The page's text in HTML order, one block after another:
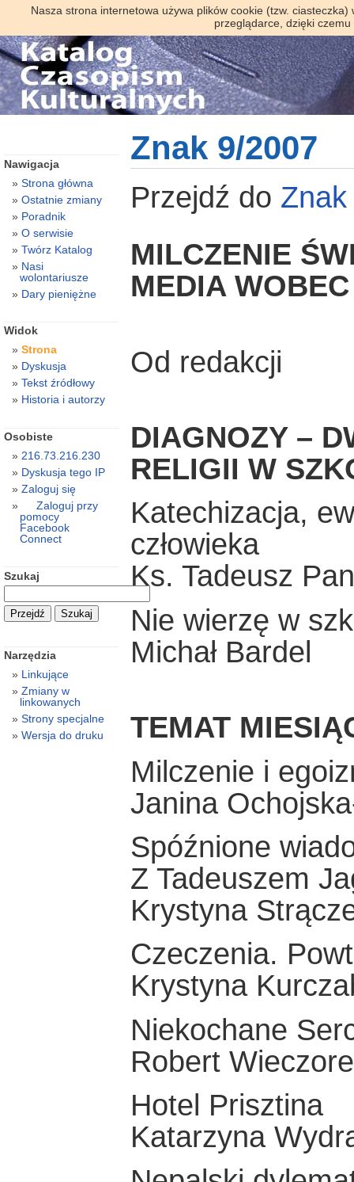
Nasza strona internetowa używa plików cookie (tzw.
przeglądarce, dzięki
Znak 9/2007
Przejdź do
MILCZENIE
MEDIA
Od redakcji
DIAGNOZY –
RELIGII W
Katechizacja,
człowieka
Ks. Tadeusz
Nie wierzę w
Michał Bardel
TEMAT
Milczenie i
Janina
Spóźnione
Z Tadeuszem
Krystyna
Czeczenia.
Krystyna
Niekochane
Robert
Hotel Prisztina
Katarzyna
Nawigacja
Strona główna
Ostatnie zmiany
Poradnik
O serwisie
Twórz Katalog
Nasi
wolontariusze
Dary pieniężne
Widok
Strona
Dyskusja
Tekst źródłowy
Historia i autorzy
Osobiste
216.73.216.230
Dyskusja tego IP
Zaloguj się
Zaloguj przy
pomocy
Facebook
Connect
Szukaj
Narzędzia
Linkujące
Zmiany w
linkowanych
Strony specjalne
Wersja do druku